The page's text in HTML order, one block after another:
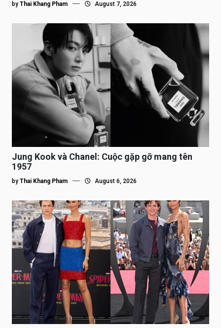
by Thai Khang Pham August 7, 2026
Jung Kook và Chanel: Cuộc gặp gỡ mang tên
1957
by Thai Khang Pham August 6, 2026